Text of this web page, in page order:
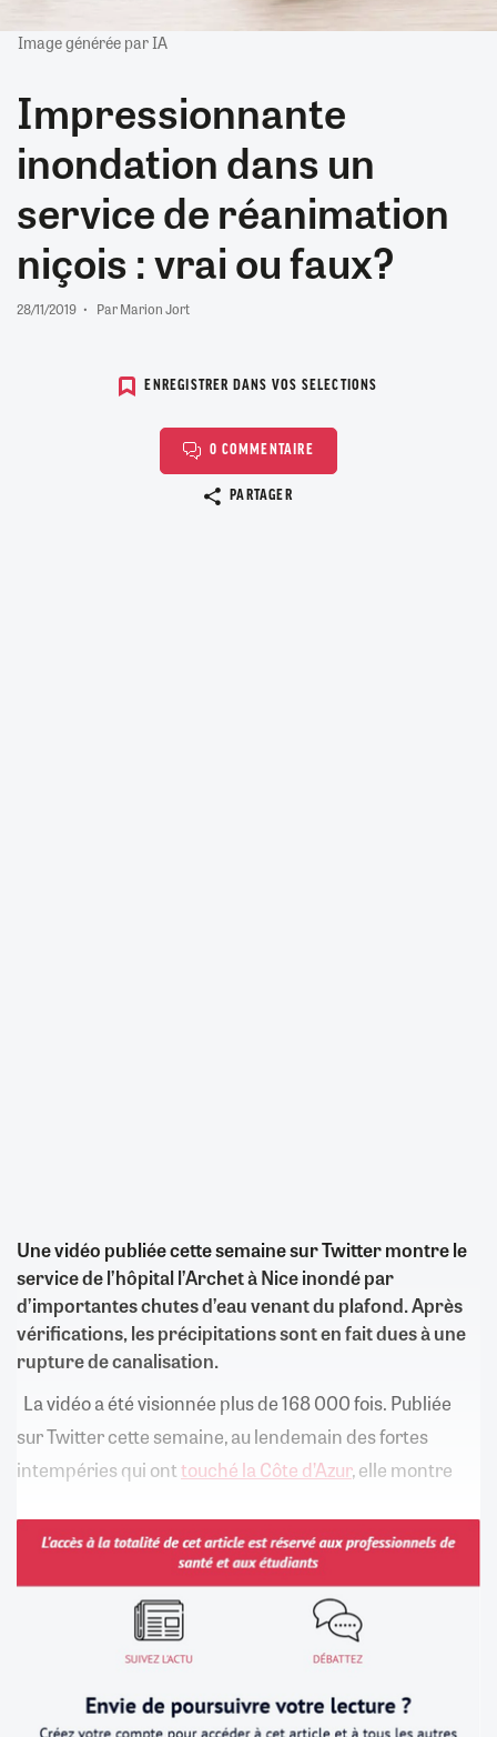
Image générée par IA
Impressionnante
inondation dans un
service de réanimation
niçois : vrai ou faux?
28/11/2019 Par Marion Jort
ENREGISTRER DANS VOS SELECTIONS
0 COMMENTAIRE
PARTAGER
Une vidéo publiée cette semaine sur Twitter montre le
service de l’hôpital l’Archet à Nice inondé par
d’importantes chutes d’eau venant du plafond. Après
vérifications, les précipitations sont en fait dues à une
rupture de canalisation.
La vidéo a été visionnée plus de 168 000 fois. Publiée
sur Twitter cette semaine, au lendemain des fortes
intempéries qui onttouché la Côte d’Azur, elle montre